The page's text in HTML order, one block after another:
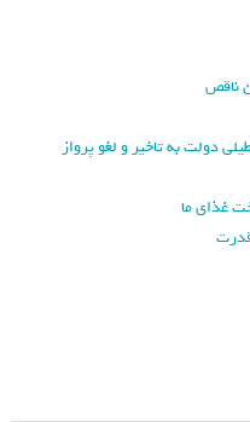
ناقص
دولت به تاخیر و لغو پرواز
غذای ما